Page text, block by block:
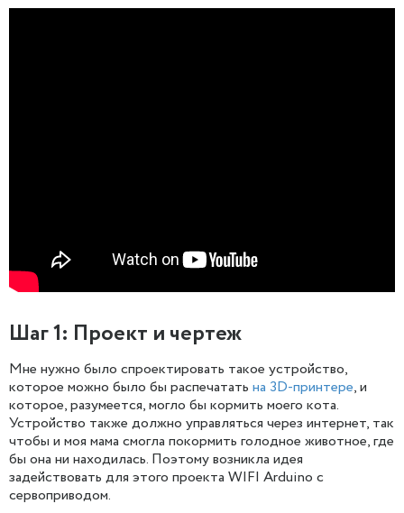
Шаг 1: Проект и чертеж
Мне нужно было спроектировать такое устройство,
которое можно было бы распечатать на 3D-принтере, и
которое, разумеется, могло бы кормить моего кота.
Устройство также должно управляться через интернет, так
чтобы и моя мама смогла покормить голодное животное, где
бы она ни находилась. Поэтому возникла идея
задействовать для этого проекта WIFI Arduino с
сервоприводом.